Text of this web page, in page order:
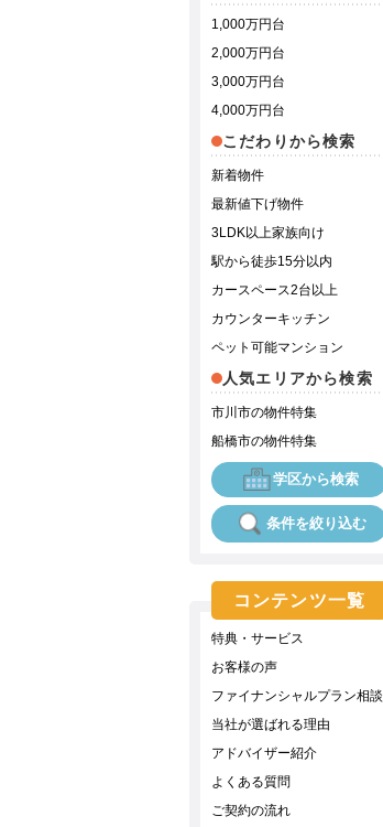
1,000万円台
2,000万円台
3,000万円台
4,000万円台
こだわりから検索
新着物件
最新値下げ物件
3LDK以上家族向け
駅から徒歩15分以内
カースペース2台以上
カウンターキッチン
ペット可能マンション
人気エリアから検索
市川市の物件特集
船橋市の物件特集
学区から検索
条件を絞り込む
コンテンツ一覧
特典・サービス
お客様の声
ファイナンシャルプラン相談
当社が選ばれる理由
アドバイザー紹介
よくある質問
ご契約の流れ